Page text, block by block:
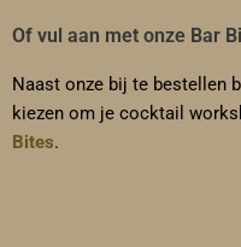
Of vul aan met onze Bar
Naast onze bij te bestellen
kiezen om je cocktail
Bites.